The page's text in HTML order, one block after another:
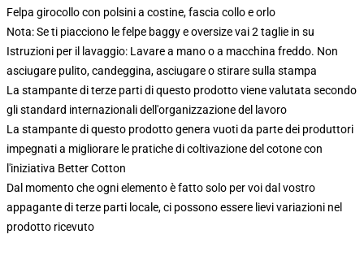
Felpa girocollo con polsini a costine, fascia collo e orlo
Nota: Se ti piacciono le felpe baggy e oversize vai 2 taglie in su
Istruzioni per il lavaggio: Lavare a mano o a macchina freddo. Non
asciugare pulito, candeggina, asciugare o stirare sulla stampa
La stampante di terze parti di questo prodotto viene valutata secondo
gli standard internazionali dell'organizzazione del lavoro
La stampante di questo prodotto genera vuoti da parte dei produttori
impegnati a migliorare le pratiche di coltivazione del cotone con
l'iniziativa Better Cotton
Dal momento che ogni elemento è fatto solo per voi dal vostro
appagante di terze parti locale, ci possono essere lievi variazioni nel
prodotto ricevuto